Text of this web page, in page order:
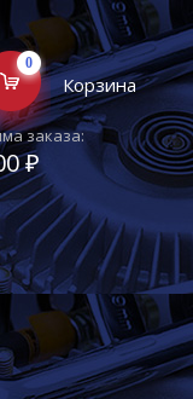
0
Корзина
заказа:
₽